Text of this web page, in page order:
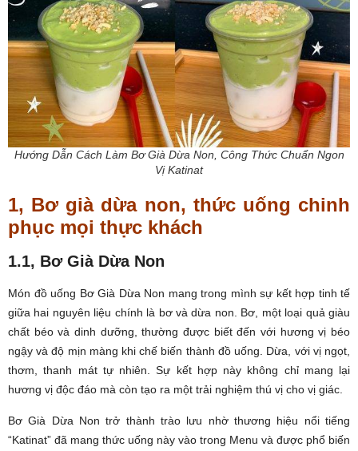
Hướng Dẫn Cách Làm Bơ Già Dừa Non, Công Thức Chuẩn Ngon
Vị Katinat
1, Bơ già dừa non, thức uống chinh
phục mọi thực khách
1.1, Bơ Già Dừa Non
Món đồ uống Bơ Già Dừa Non mang trong mình sự kết hợp tinh tế
giữa hai nguyên liệu chính là bơ và dừa non. Bơ, một loại quả giàu
chất béo và dinh dưỡng, thường được biết đến với hương vị béo
ngậy và độ mịn màng khi chế biến thành đồ uống. Dừa, với vị ngọt,
thơm, thanh mát tự nhiên. Sự kết hợp này không chỉ mang lại
hương vị độc đáo mà còn tạo ra một trải nghiệm thú vị cho vị giác.
Bơ Già Dừa Non trở thành trào lưu nhờ thương hiệu nổi tiếng
“Katinat” đã mang thức uống này vào trong Menu và được phổ biến